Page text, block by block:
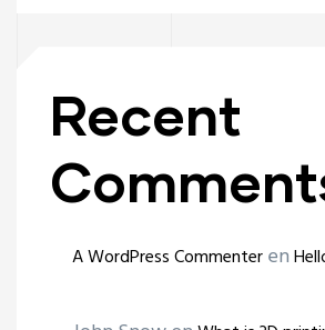
Recent
A WordPress Commenteren